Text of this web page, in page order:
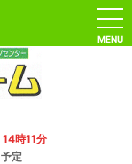
時11分
定
MENU